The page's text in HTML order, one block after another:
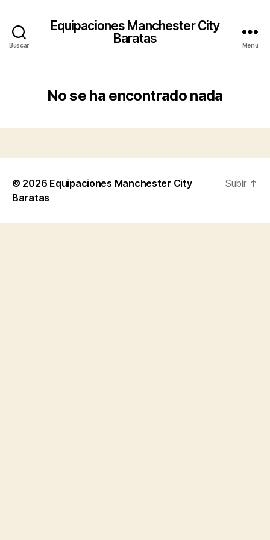
Buscar
Equipaciones Manchester City
Baratas
Menú
No se ha encontrado nada
© 2026 Equipaciones Manchester City
Baratas
Subir ↑